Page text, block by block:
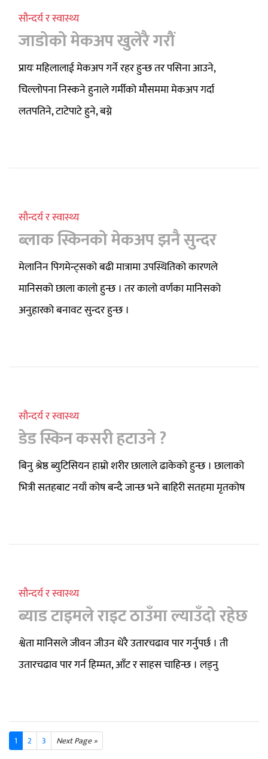
सौन्दर्य र स्वास्थ्य
जाडोको मेकअप खुलेरै गरौं
प्रायः महिलालाई मेकअप गर्ने रहर हुन्छ तर पसिना आउने,
चिल्लोपना निस्कने हुनाले गर्मीको मौसममा मेकअप गर्दा
लतपतिने, टाटेपाटे हुने, बग्ने
सौन्दर्य र स्वास्थ्य
ब्लाक स्किनको मेकअप झनै सुन्दर
मेलानिन पिगमेन्ट्सको बढी मात्रामा उपस्थितिको कारणले
मानिसको छाला कालो हुन्छ । तर कालो वर्णका मानिसको
अनुहारको बनावट सुन्दर हुन्छ ।
सौन्दर्य र स्वास्थ्य
डेड स्किन कसरी हटाउने ?
बिनु श्रेष्ठ ब्युटिसियन हाम्रो शरीर छालाले ढाकेको हुन्छ । छालाको
भित्री सतहबाट नयाँ कोष बन्दै जान्छ भने बाहिरी सतहमा मृतकोष
सौन्दर्य र स्वास्थ्य
ब्याड टाइमले राइट ठाउँमा ल्याउँदो रहेछ
श्वेता मानिसले जीवन जीउन धेरै उतारचढाव पार गर्नुपर्छ । ती
उतारचढाव पार गर्न हिम्मत, आँट र साहस चाहिन्छ । लड्नु
1 2 3 Next Page »